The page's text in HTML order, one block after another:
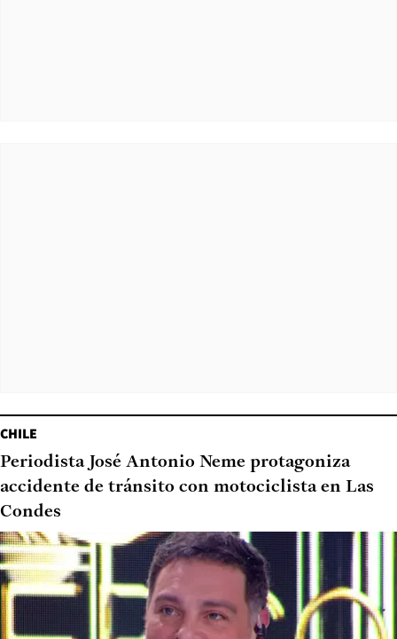
CHILE
Periodista José Antonio Neme protagoniza
accidente de tránsito con motociclista en Las
Condes